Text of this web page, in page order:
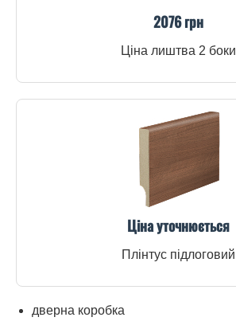
2076 грн
Ціна лиштва 2 боки
Ціна уточнюється
Плінтус підлоговий
дверна коробка